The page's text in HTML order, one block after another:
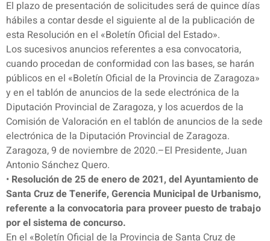
El plazo de presentación de solicitudes será de quince días
hábiles a contar desde el siguiente al de la publicación de
esta Resolución en el «Boletín Oficial del Estado».
Los sucesivos anuncios referentes a esa convocatoria,
cuando procedan de conformidad con las bases, se harán
públicos en el «Boletín Oficial de la Provincia de Zaragoza»
y en el tablón de anuncios de la sede electrónica de la
Diputación Provincial de Zaragoza, y los acuerdos de la
Comisión de Valoración en el tablón de anuncios de la sede
electrónica de la Diputación Provincial de Zaragoza.
Zaragoza, 9 de noviembre de 2020.–El Presidente, Juan
Antonio Sánchez Quero.
• Resolución de 25 de enero de 2021, del Ayuntamiento de
Santa Cruz de Tenerife, Gerencia Municipal de Urbanismo,
referente a la convocatoria para proveer puesto de trabajo
por el sistema de concurso.
En el «Boletín Oficial de la Provincia de Santa Cruz de